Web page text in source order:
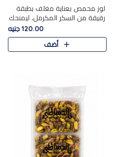
لوز محمص بعناية مغلف بطبقة
رقيقة من السكر المكرمل، ليمنحك
قرمشة راقية ونكهة غنية تبرز
فخامة اللوز في كل قطعة.
120.00 جنيه
أضف